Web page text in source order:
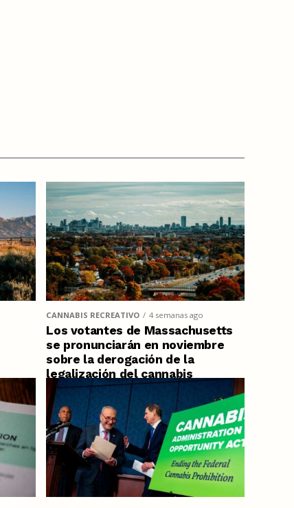
CANNABIS RECREATIVO 4 semanas ago
Los votantes de Massachusetts
se pronunciarán en noviembre
sobre la derogación de la
legalización del cannabis